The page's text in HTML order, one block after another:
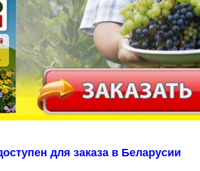
для заказа в Беларусии